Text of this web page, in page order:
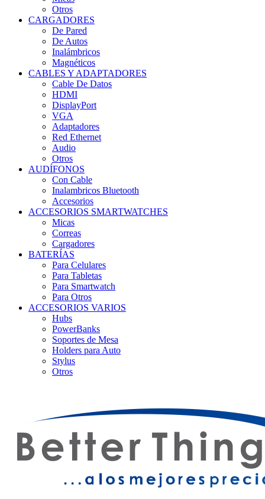
Otros
CARGADORES
De Pared
De Autos
Inalámbricos
Magnéticos
CABLES Y ADAPTADORES
Cable De Datos
HDMI
DisplayPort
VGA
Adaptadores
Red Ethernet
Audio
Otros
AUDÍFONOS
Con Cable
Inalambricos Bluetooth
Accesorios
ACCESORIOS SMARTWATCHES
Micas
Correas
Cargadores
BATERÍAS
Para Celulares
Para Tabletas
Para Smartwatch
Para Otros
ACCESORIOS VARIOS
Hubs
PowerBanks
Soportes de Mesa
Holders para Auto
Stylus
Otros